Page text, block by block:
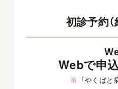
初診予約（
Webで申
※ 「やくばと